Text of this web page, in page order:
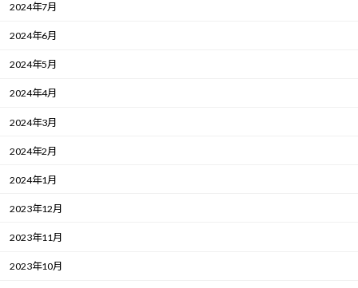
2024年7月
2024年6月
2024年5月
2024年4月
2024年3月
2024年2月
2024年1月
2023年12月
2023年11月
2023年10月